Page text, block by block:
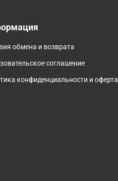
обмена и возврата
соглашение
конфиденциальности и оферта